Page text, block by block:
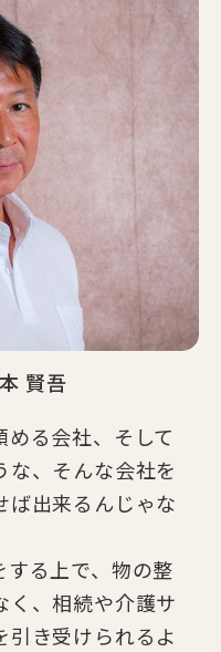
賢吾
る会社、そして
、そんな会社を
ば出来るんじゃな
する上で、物の整
く、相続や介護サ
引き受けられるよ